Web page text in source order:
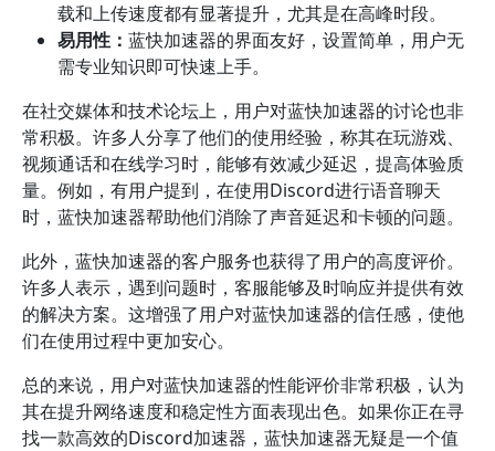
载和上传速度都有显著提升，尤其是在高峰时段。
易用性： 蓝快加速器的界面友好，设置简单，用户无
需专业知识即可快速上手。
在社交媒体和技术论坛上，用户对蓝快加速器的讨论也非
常积极。许多人分享了他们的使用经验，称其在玩游戏、
视频通话和在线学习时，能够有效减少延迟，提高体验质
量。例如，有用户提到，在使用Discord进行语音聊天
时，蓝快加速器帮助他们消除了声音延迟和卡顿的问题。
此外，蓝快加速器的客户服务也获得了用户的高度评价。
许多人表示，遇到问题时，客服能够及时响应并提供有效
的解决方案。这增强了用户对蓝快加速器的信任感，使他
们在使用过程中更加安心。
总的来说，用户对蓝快加速器的性能评价非常积极，认为
其在提升网络速度和稳定性方面表现出色。如果你正在寻
找一款高效的Discord加速器，蓝快加速器无疑是一个值